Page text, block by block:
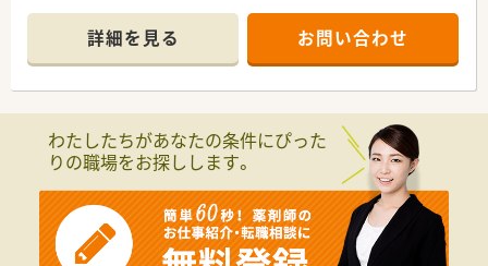
ます。
＼ こんな方にオススメです ／
■高時給のWワーク先を検討されている方
＼ こんな法人様です ／
■ 大阪に本社を置き、全国に130以上の店舗を展開している薬局
「医療」「介護」「福祉」と幅広い分野で実績のある
■ 関連会社がグループ内にあり、それらのノウハウを薬局事業
部にも取り入れている点が強みです。
詳細を見る お問い合わせ
わたしたちがあなたの条件にぴった
りの職場をお探しします。